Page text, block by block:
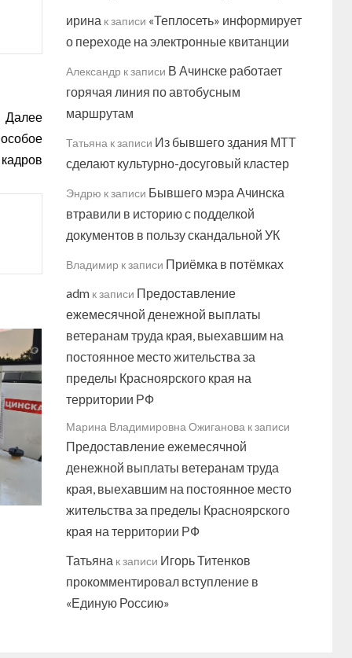
Далее
ирина к записи «Теплосеть» информирует
о переходе на электронные квитанции
Александр к записи В Ачинске работает
горячая линия по автобусным
маршрутам
Татьяна к записи Из бывшего здания МТТ
сделают культурно-досуговый кластер
Эндрю к записи Бывшего мэра Ачинска
втравили в историю с подделкой
документов в пользу скандальной УК
Владимир к записи Приёмка в потёмках
admк записи Предоставление
ежемесячной денежной выплаты
ветеранам труда края, выехавшим на
постоянное место жительства за
пределы Красноярского края на
территории РФ
Марина Владимировна Ожиганова к записи
Предоставление ежемесячной
денежной выплаты ветеранам труда
края, выехавшим на постоянное место
жительства за пределы Красноярского
края на территории РФ
Татьяна к записи Игорь Титенков
прокомментировал вступление в
«Единую Россию»